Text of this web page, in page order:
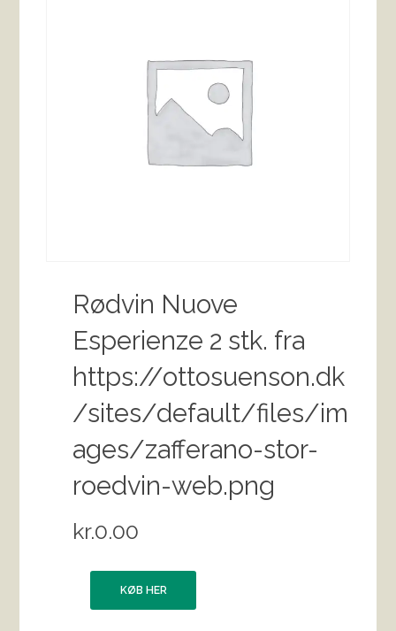
Rødvin Nuove
Esperienze 2 stk. fra
https://ottosuenson.dk
/sites/default/files/im
ages/zafferano-stor-
roedvin-web.png
kr.0.00
KØB HER